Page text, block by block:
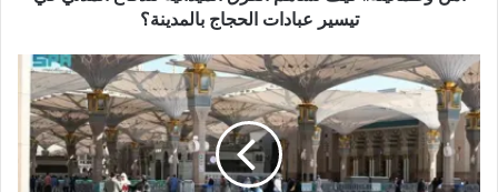
تيسير عبادات الحجاج بالمدينة؟